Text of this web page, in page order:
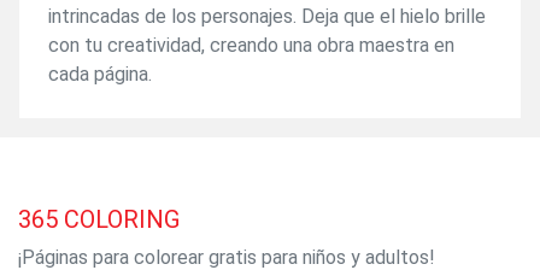
intrincadas de los personajes. Deja que el hielo brille
con tu creatividad, creando una obra maestra en
cada página.
365 COLORING
¡Páginas para colorear gratis para niños y adultos!